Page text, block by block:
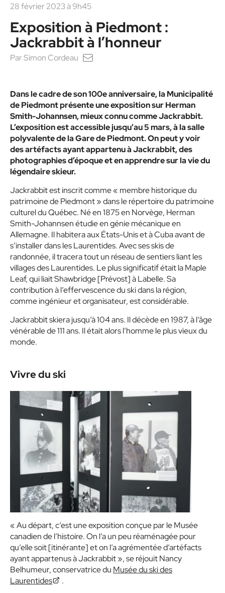
28 février 2023 à 9h45
Exposition à Piedmont :
Jackrabbit à l’honneur
ParSimon Cordeau
Dans le cadre de son 100e anniversaire, la Municipalité
de Piedmont présente une exposition sur Herman
Smith-Johannsen, mieux connu comme Jackrabbit.
L’exposition est accessible jusqu’au 5 mars, à la salle
polyvalente de la Gare de Piedmont. On peut y voir
des artéfacts ayant appartenu à Jackrabbit, des
photographies d’époque et en apprendre sur la vie du
légendaire skieur.
Jackrabbit est inscrit comme « membre historique du
patrimoine de Piedmont » dans le répertoire du patrimoine
culturel du Québec. Né en 1875 en Norvège, Herman
Smith-Johannsen étudie en génie mécanique en
Allemagne. Il habitera aux États-Unis et à Cuba avant de
s’installer dans les Laurentides. Avec ses skis de
randonnée, il tracera tout un réseau de sentiers liant les
villages des Laurentides. Le plus significatif était la Maple
Leaf, qui liait Shawbridge [Prévost] à Labelle. Sa
contribution à l’effervescence du ski dans la région,
comme ingénieur et organisateur, est considérable.
Jackrabbit skiera jusqu’à 104 ans. Il décède en 1987, à l’âge
vénérable de 111 ans. Il était alors l’homme le plus vieux du
monde.
Vivre du ski
« Au départ, c’est une exposition conçue par le Musée
canadien de l’histoire. On l’a un peu réaménagée pour
qu’elle soit [itinérante] et on l’a agrémentée d’artéfacts
ayant appartenus à Jackrabbit », se réjouit Nancy
Belhumeur, conservatrice du Musée du ski des
Laurentides
.